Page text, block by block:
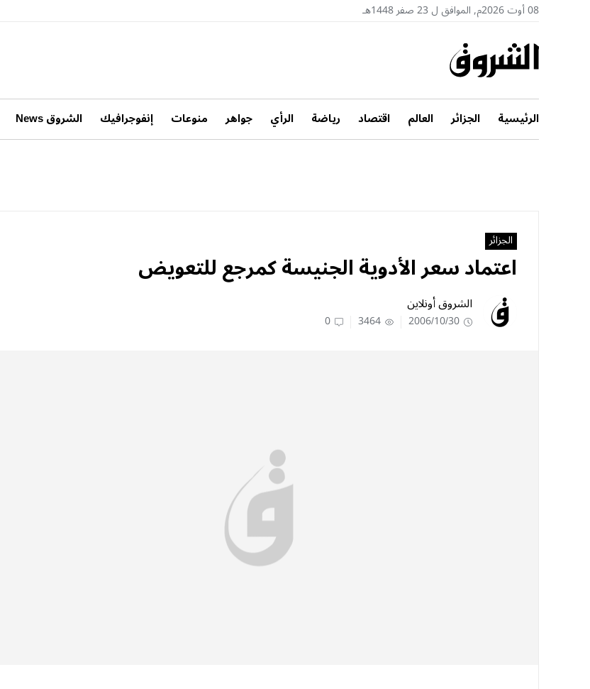
08 أوت 2026م, الموافق ل 23 صفر 1448هـ
الرئيسية الجزائر العالم اقتصاد رياضة الرأي جواهر منوعات إنفوجرافيك الشروق News
الجزائر
اعتماد سعر الأدوية الجنيسة كمرجع للتعويض
الشروق أونلاين
2006/10/30
3464
0